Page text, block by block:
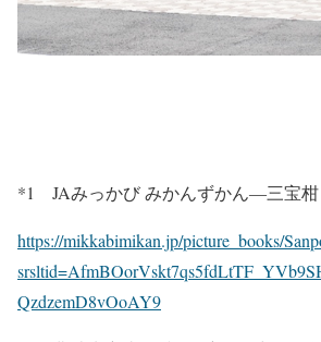
*1 JAみっかび みかんずかん―三宝柑
https://mikkabimikan.jp/picture_books/
QzdzemD8vOoAY9